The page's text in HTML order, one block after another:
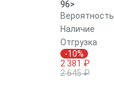
96>
Вероятность
Наличие
Отгрузка
-10%
2 381 ₽
2 645 ₽